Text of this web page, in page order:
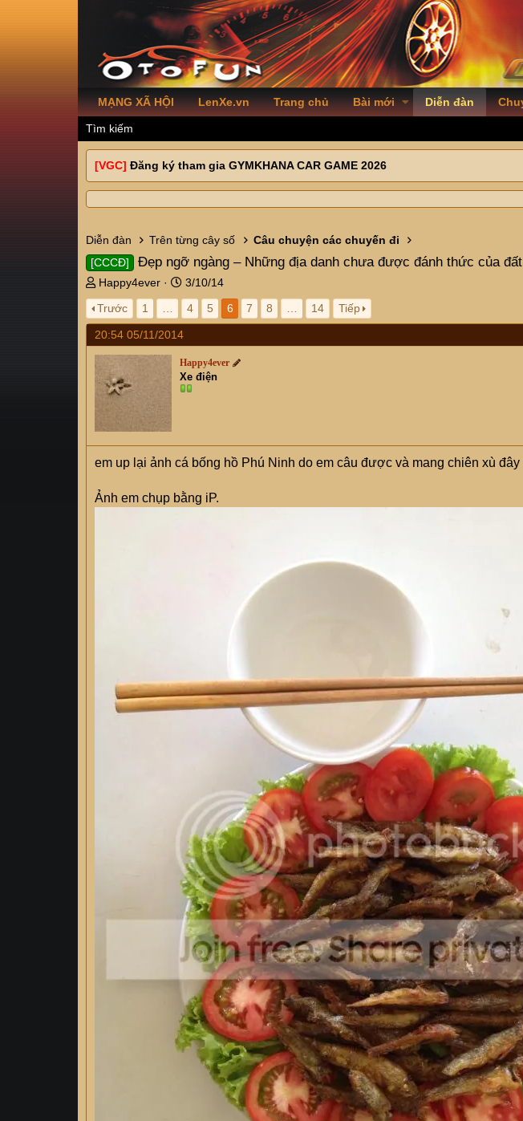
MẠNG XÃ HỘI LenXe.vn Trang chủ Bài mới Diễn đàn
Tìm kiếm
[VGC] Đăng ký tham gia GYMKHANA CAR GAME 2026
Diễn đàn Trên từng cây số Câu chuyện các chuyến đi
[CCCĐ] Đẹp ngỡ ngàng – Những địa danh chưa được đánh thức của
T
h
r
e
a
d
t
e
r
Happy4ever
N
g
à
y
ử
i
3/10/14
Trước
1 4 5 6 7 8 14 Tiếp
20:54 05/11/2014
Happy4ever
Xe điện
em up lại ảnh cá bống hồ Phú Ninh do em câu được và mang chiên xù đây
Ảnh em chụp bằng iP.